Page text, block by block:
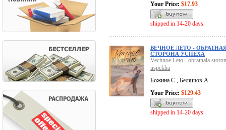
Your Price: $17.93
shipped in 14-20 days
ВЕЧНОЕ ЛЕТО -
СТОРОНА УСПЕХА
Vechnoe Leto - obratnaia
uspekha
Божина С., Беляшов А.
Your Price: $129.43
shipped in 14-20 days